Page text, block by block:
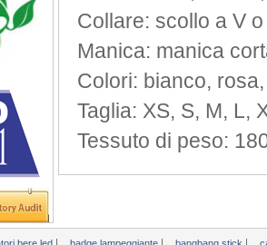
Collare: scollo a V o
Manica: manica
Colori: bianco,
Taglia: XS, S, M, L,
Tessuto di peso: